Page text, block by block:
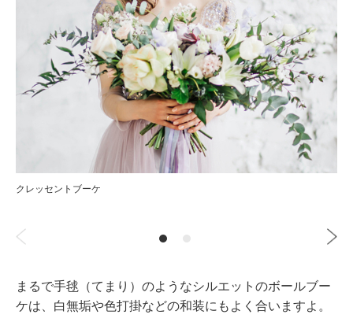
クレッセントブーケ
まるで手毬（てまり）のようなシルエットのボールブー
ケは、白無垢や色打掛などの和装にもよく合いますよ。